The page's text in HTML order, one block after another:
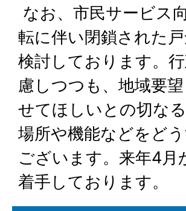
なお、市民サービス
転に伴い閉鎖された
検討しております。
慮しつつも、地域要
せてほしいとの切な
場所や機能などをど
ございます。来年4月
着手しております。